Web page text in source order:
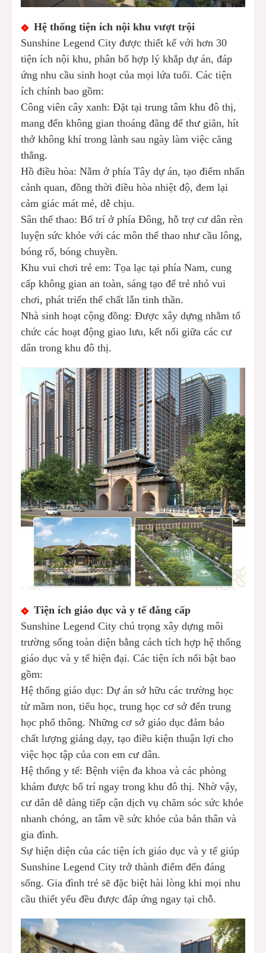
Hệ thống tiện ích nội khu vượt trội
Sunshine Legend City được thiết kế với hơn 30
tiện ích nội khu, phân bố hợp lý khắp dự án, đáp
ứng nhu cầu sinh hoạt của mọi lứa tuổi. Các tiện
ích chính bao gồm:
Công viên cây xanh: Đặt tại trung tâm khu đô thị,
mang đến không gian thoáng đãng để thư giãn, hít
thở không khí trong lành sau ngày làm việc căng
thẳng.
Hồ điều hòa: Nằm ở phía Tây dự án, tạo điểm nhấn
cảnh quan, đồng thời điều hòa nhiệt độ, đem lại
cảm giác mát mẻ, dễ chịu.
Sân thể thao: Bố trí ở phía Đông, hỗ trợ cư dân rèn
luyện sức khỏe với các môn thể thao như cầu lông,
bóng rổ, bóng chuyền.
Khu vui chơi trẻ em: Tọa lạc tại phía Nam, cung
cấp không gian an toàn, sáng tạo để trẻ nhỏ vui
chơi, phát triển thể chất lẫn tinh thần.
Nhà sinh hoạt cộng đồng: Được xây dựng nhằm tổ
chức các hoạt động giao lưu, kết nối giữa các cư
dân trong khu đô thị.
Tiện ích giáo dục và y tế đẳng cấp
Sunshine Legend City chú trọng xây dựng môi
trường sống toàn diện bằng cách tích hợp hệ thống
giáo dục và y tế hiện đại. Các tiện ích nổi bật bao
gồm:
Hệ thống giáo dục: Dự án sở hữu các trường học
từ mầm non, tiểu học, trung học cơ sở đến trung
học phổ thông. Những cơ sở giáo dục đảm bảo
chất lượng giảng dạy, tạo điều kiện thuận lợi cho
việc học tập của con em cư dân.
Hệ thống y tế: Bệnh viện đa khoa và các phòng
khám được bố trí ngay trong khu đô thị. Nhờ vậy,
cư dân dễ dàng tiếp cận dịch vụ chăm sóc sức khỏe
nhanh chóng, an tâm về sức khỏe của bản thân và
gia đình.
Sự hiện diện của các tiện ích giáo dục và y tế giúp
Sunshine Legend City trở thành điểm đến đáng
sống. Gia đình trẻ sẽ đặc biệt hài lòng khi mọi nhu
cầu thiết yếu đều được đáp ứng ngay tại chỗ.